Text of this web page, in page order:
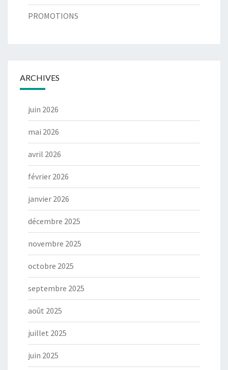
PROMOTIONS
ARCHIVES
juin 2026
mai 2026
avril 2026
février 2026
janvier 2026
décembre 2025
novembre 2025
octobre 2025
septembre 2025
août 2025
juillet 2025
juin 2025